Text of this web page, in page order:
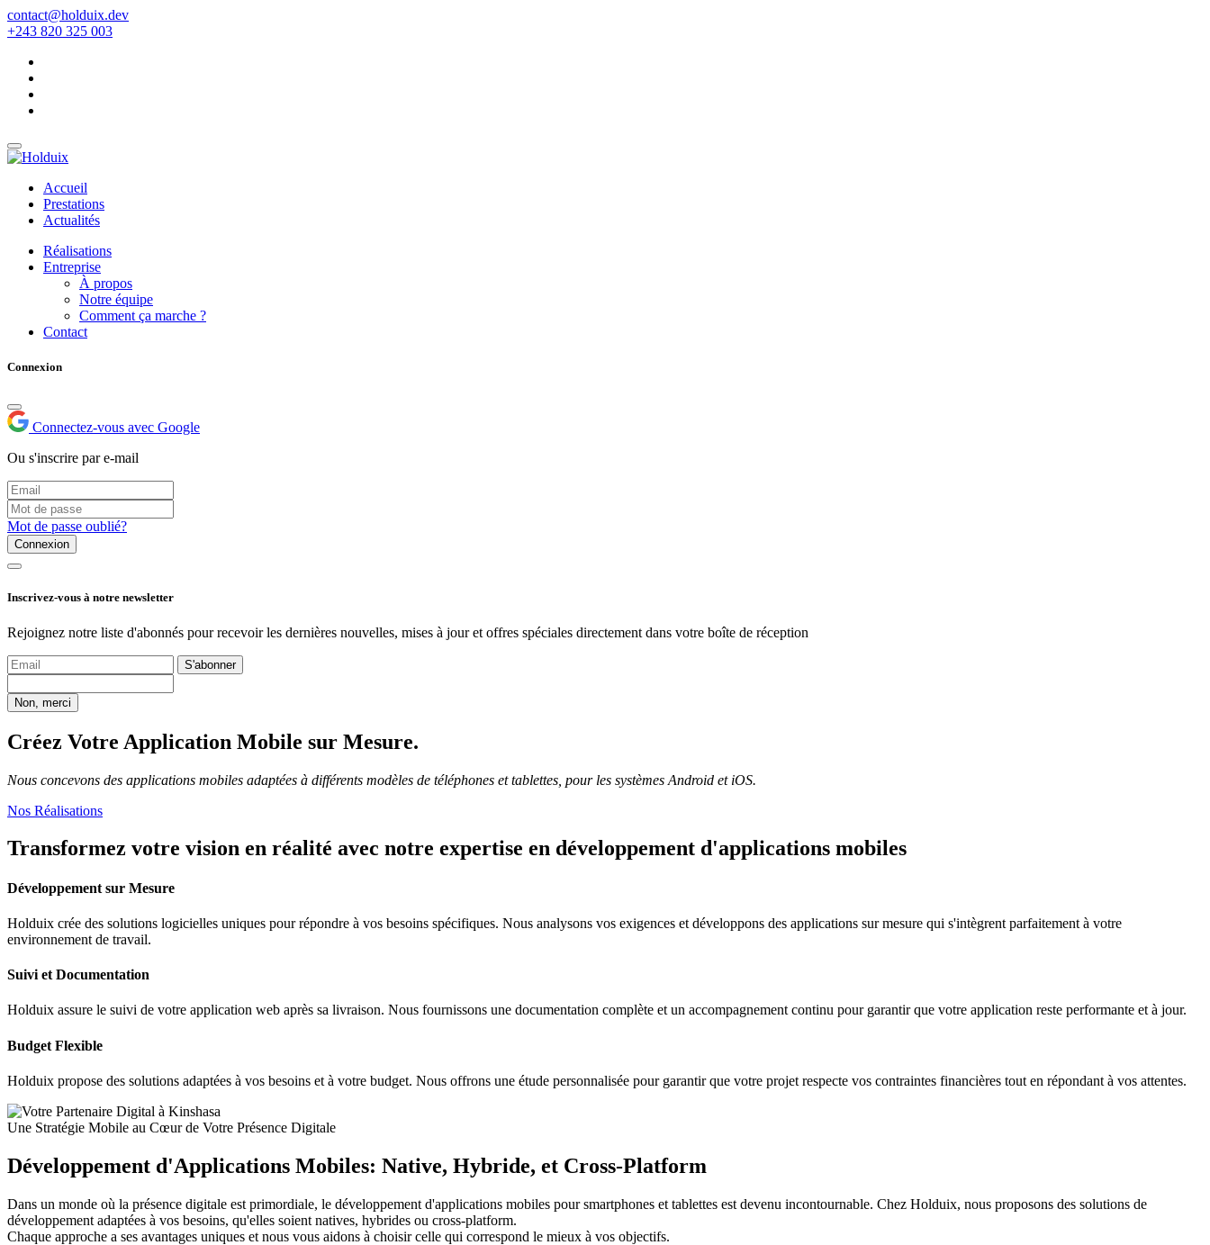
contact@holduix.dev
+243 820 325 003
Accueil
Prestations
Actualités
Réalisations
Entreprise
À propos
Notre équipe
Comment ça marche ?
Contact
Connexion
Connectez-vous avec Google
Ou s'inscrire par e-mail
Mot de passe oublié?
Connexion
Inscrivez-vous à notre newsletter
Rejoignez notre liste d'abonnés pour recevoir les dernières nouvelles, mises à jour et offres spéciales directement dans votre boîte de réception
S'abonner
Non, merci
Créez Votre Application Mobile sur Mesure.
Nous concevons des applications mobiles adaptées à différents modèles de téléphones et tablettes, pour les systèmes Android et iOS.
Nos Réalisations
Transformez votre vision en réalité avec notre expertise en développement d'applications mobiles
Développement sur Mesure
Holduix crée des solutions logicielles uniques pour répondre à vos besoins spécifiques. Nous analysons vos exigences et développons des applications sur mesure qui s'intègrent parfaitement à votre
environnement de travail.
Suivi et Documentation
Holduix assure le suivi de votre application web après sa livraison. Nous fournissons une documentation complète et un accompagnement continu pour garantir que votre application reste performante et à jour.
Budget Flexible
Holduix propose des solutions adaptées à vos besoins et à votre budget. Nous offrons une étude personnalisée pour garantir que votre projet respecte vos contraintes financières tout en répondant à vos attentes.
Une Stratégie Mobile au Cœur de Votre Présence Digitale
Développement d'Applications Mobiles: Native, Hybride, et Cross-Platform
Dans un monde où la présence digitale est primordiale, le développement d'applications mobiles pour smartphones et tablettes est devenu incontournable. Chez Holduix, nous proposons des solutions de
développement adaptées à vos besoins, qu'elles soient natives, hybrides ou cross-platform.
Chaque approche a ses avantages uniques et nous vous aidons à choisir celle qui correspond le mieux à vos objectifs.